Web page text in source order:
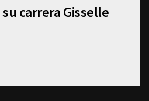
carrera Gisselle